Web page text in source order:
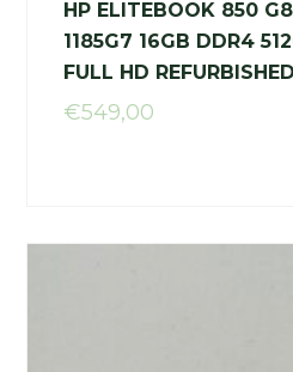
HP ELITEBOOK 850
1185G7 16GB DDR4
FULL HD REFURBISHED
€549,00